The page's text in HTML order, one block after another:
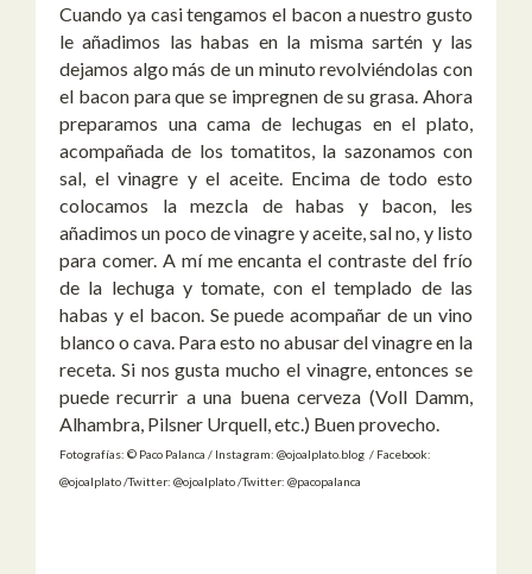
Cuando ya casi tengamos el bacon a nuestro gusto
le añadimos las habas en la misma sartén y las
dejamos algo más de un minuto revolviéndolas con
el bacon para que se impregnen de su grasa. Ahora
preparamos una cama de lechugas en el plato,
acompañada de los tomatitos, la sazonamos con
sal, el vinagre y el aceite. Encima de todo esto
colocamos la mezcla de habas y bacon, les
añadimos un poco de vinagre y aceite, sal no, y listo
para comer. A mí me encanta el contraste del frío
de la lechuga y tomate, con el templado de las
habas y el bacon. Se puede acompañar de un vino
blanco o cava. Para esto no abusar del vinagre en la
receta. Si nos gusta mucho el vinagre, entonces se
puede recurrir a una buena cerveza (Voll Damm,
Alhambra, Pilsner Urquell, etc.) Buen provecho.
Fotografías: © Paco Palanca / Instagram: @ojoalplato.blog / Facebook:
@ojoalplato /Twitter: @ojoalplato /Twitter: @pacopalanca